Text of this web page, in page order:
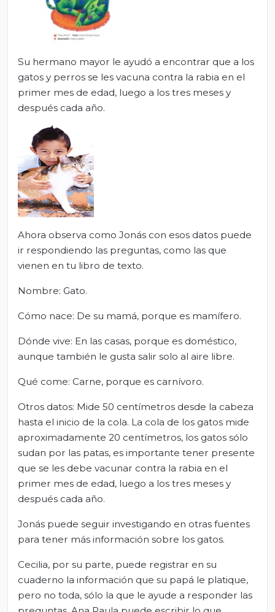
Su hermano mayor le ayudó a encontrar que a los
gatos y perros se les vacuna contra la rabia en el
primer mes de edad, luego a los tres meses y
después cada año.
Ahora observa como Jonás con esos datos puede
ir respondiendo las preguntas, como las que
vienen en tu libro de texto.
Nombre: Gato.
Cómo nace: De su mamá, porque es mamífero.
Dónde vive: En las casas, porque es doméstico,
aunque también le gusta salir solo al aire libre.
Qué come: Carne, porque es carnívoro.
Otros datos: Mide 50 centímetros desde la cabeza
hasta el inicio de la cola. La cola de los gatos mide
aproximadamente 20 centímetros, los gatos sólo
sudan por las patas, es importante tener presente
que se les debe vacunar contra la rabia en el
primer mes de edad, luego a los tres meses y
después cada año.
Jonás puede seguir investigando en otras fuentes
para tener más información sobre los gatos.
Cecilia, por su parte, puede registrar en su
cuaderno la información que su papá le platique,
pero no toda, sólo la que le ayude a responder las